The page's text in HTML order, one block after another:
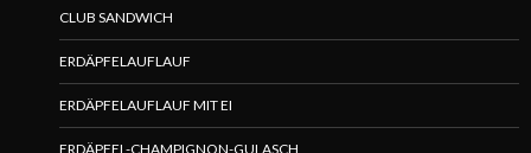
CLUB SANDWICH
ERDÄPFELAUFLAUF
ERDÄPFELAUFLAUF MIT EI
ERDÄPFEL-CHAMPIGNON-GULASCH